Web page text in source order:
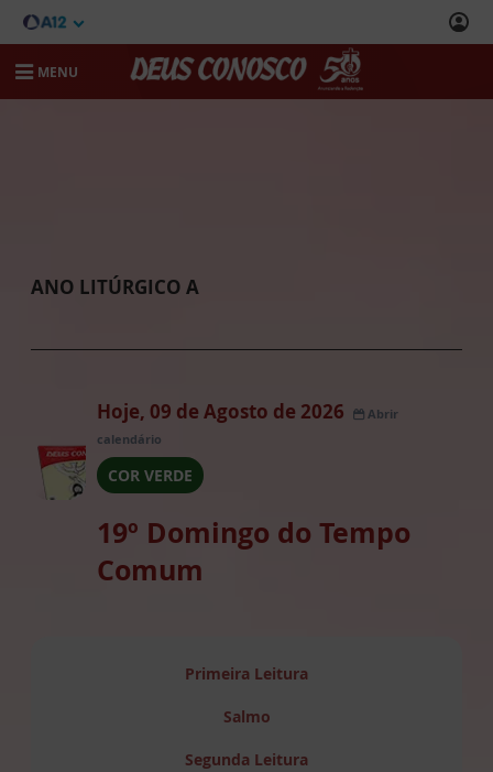
MENU
ANO LITÚRGICO A
Hoje, 09 de Agosto de 2026
Abrir
calendário
COR VERDE
19º Domingo do Tempo
Comum
Primeira Leitura
Salmo
Segunda Leitura